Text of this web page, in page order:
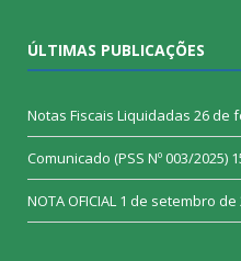
ÚLTIMAS PUBLICAÇÕES
Notas Fiscais Liquidadas 26 de
Comunicado (PSS Nº 003/2025)
NOTA OFICIAL 1 de setembro de